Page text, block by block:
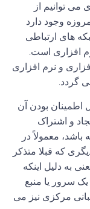
می توانیم از
وجود دارد
های ارتباطی
افزاری است.
و نرم افزاری
گردد.
اطمینان بودن آن
و اشتراک
معمولاً در
که قبلا متذکر
به دلیل اینکه
سرور یا منبع
مرکزی نیز می